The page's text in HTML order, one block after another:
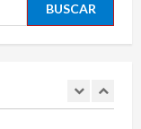
aspirantes
a la